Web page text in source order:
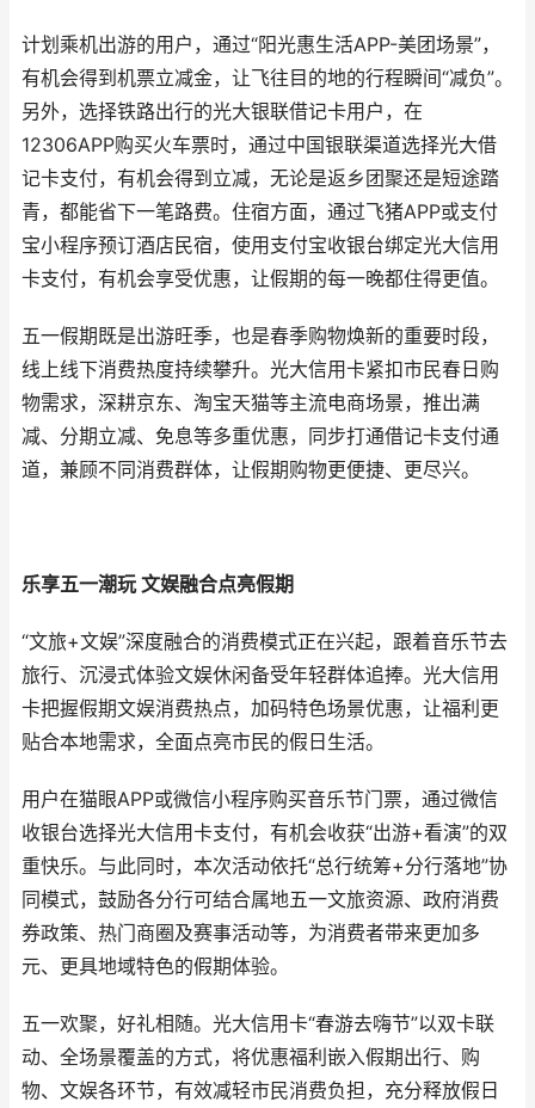
计划乘机出游的用户，通过“阳光惠生活APP-美团场景”，
有机会得到机票立减金，让飞往目的地的行程瞬间“减负”。
另外，选择铁路出行的光大银联借记卡用户，在
12306APP购买火车票时，通过中国银联渠道选择光大借
记卡支付，有机会得到立减，无论是返乡团聚还是短途踏
青，都能省下一笔路费。住宿方面，通过飞猪APP或支付
宝小程序预订酒店民宿，使用支付宝收银台绑定光大信用
卡支付，有机会享受优惠，让假期的每一晚都住得更值。
五一假期既是出游旺季，也是春季购物焕新的重要时段，
线上线下消费热度持续攀升。光大信用卡紧扣市民春日购
物需求，深耕京东、淘宝天猫等主流电商场景，推出满
减、分期立减、免息等多重优惠，同步打通借记卡支付通
道，兼顾不同消费群体，让假期购物更便捷、更尽兴。
乐享五一潮玩 文娱融合点亮假期
“文旅+文娱”深度融合的消费模式正在兴起，跟着音乐节去
旅行、沉浸式体验文娱休闲备受年轻群体追捧。光大信用
卡把握假期文娱消费热点，加码特色场景优惠，让福利更
贴合本地需求，全面点亮市民的假日生活。
用户在猫眼APP或微信小程序购买音乐节门票，通过微信
收银台选择光大信用卡支付，有机会收获“出游+看演”的双
重快乐。与此同时，本次活动依托“总行统筹+分行落地”协
同模式，鼓励各分行可结合属地五一文旅资源、政府消费
券政策、热门商圈及赛事活动等，为消费者带来更加多
元、更具地域特色的假期体验。
五一欢聚，好礼相随。光大信用卡“春游去嗨节”以双卡联
动、全场景覆盖的方式，将优惠福利嵌入假期出行、购
物、文娱各环节，有效减轻市民消费负担，充分释放假日